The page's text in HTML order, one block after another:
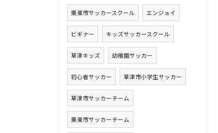
栗東市サッカースクール エンジョイ
ビギナー キッズサッカースクール
草津キッズ 幼稚園サッカー
初心者サッカー 草津市小学生サッカー
草津市サッカーチーム
栗東市サッカーチーム